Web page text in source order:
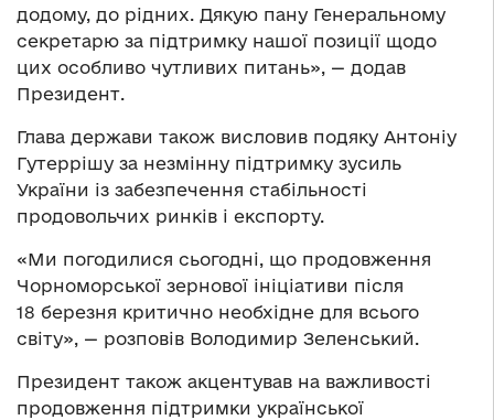
додому, до рідних. Дякую пану Генеральному
секретарю за підтримку нашої позиції щодо
цих особливо чутливих питань», — додав
Президент.
Глава держави також висловив подяку Антоніу
Гутеррішу за незмінну підтримку зусиль
України із забезпечення стабільності
продовольчих ринків і експорту.
«Ми погодилися сьогодні, що продовження
Чорноморської зернової ініціативи після
18 березня критично необхідне для всього
світу», — розповів Володимир Зеленський.
Президент також акцентував на важливості
продовження підтримки української